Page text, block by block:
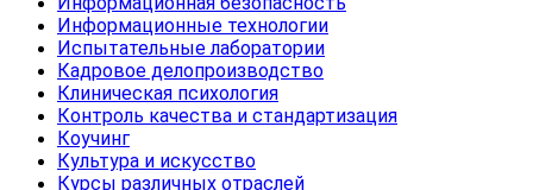
Информационные технологии
Испытательные лаборатории
Кадровое делопроизводство
Клиническая психология
Контроль качества и стандартизация
Коучинг
Культура и искусство
Курсы различных отраслей